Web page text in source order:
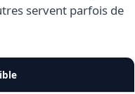
servent parfois de